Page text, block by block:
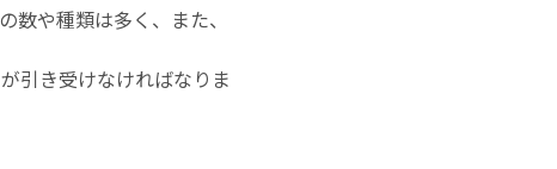
や種類は多く、また、
引き受けなければなりま